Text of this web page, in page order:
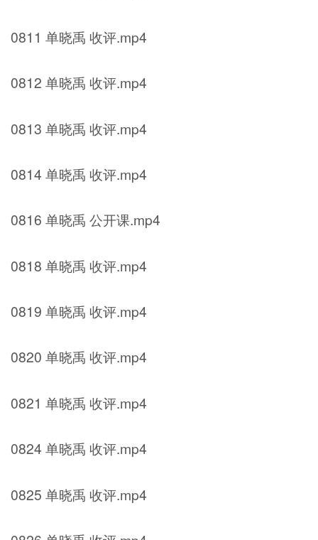
0811 单晓禹 收评.mp4
0812 单晓禹 收评.mp4
0813 单晓禹 收评.mp4
0814 单晓禹 收评.mp4
0816 单晓禹 公开课.mp4
0818 单晓禹 收评.mp4
0819 单晓禹 收评.mp4
0820 单晓禹 收评.mp4
0821 单晓禹 收评.mp4
0824 单晓禹 收评.mp4
0825 单晓禹 收评.mp4